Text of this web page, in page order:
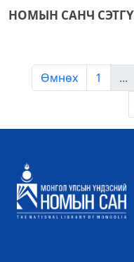
НОМЫН САНЧ
Өмнөх 1 ...